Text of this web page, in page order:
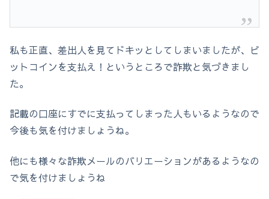
私も正直、差出人を見てドキッとしてしまいましたが、ビ
ットコインを支払え！というところで詐欺と気づきまし
た。
記載の口座にすでに支払ってしまった人もいるようなので
今後も気を付けましょうね。
他にも様々な詐欺メールのバリエーションがあるようなの
で気を付けましょうね